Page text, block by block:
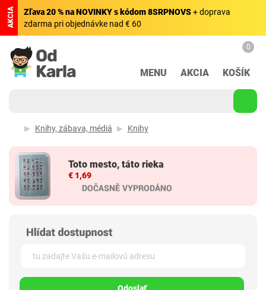
AKCIA Zľava 20 % na NOVINKY s kódom 8SRPNOVS+ doprava
zdarma pri objednávke nad € 60
MENU AKCIA
0
KOŠÍK
Knihy, zábava, médiá Knihy
Toto mesto, táto rieka
€ 1,69